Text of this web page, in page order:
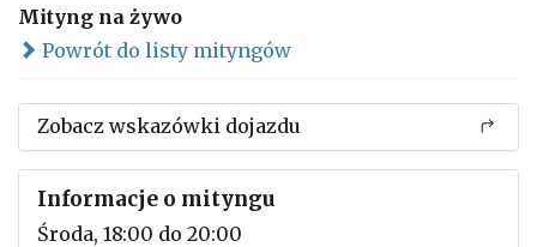
Mityng na żywo
Powrót do listy mityngów
Zobacz wskazówki dojazdu
Informacje o mityngu
Środa, 18:00 do 20:00